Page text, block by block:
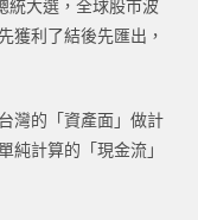
統大選，全球股市波
獲利了結後先匯出，
灣的「資產面」做計
純計算的「現金流」